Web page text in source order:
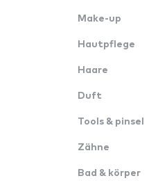
Make-up
Hautpflege
Haare
Duft
Tools & pinsel
Zähne
Bad & körper